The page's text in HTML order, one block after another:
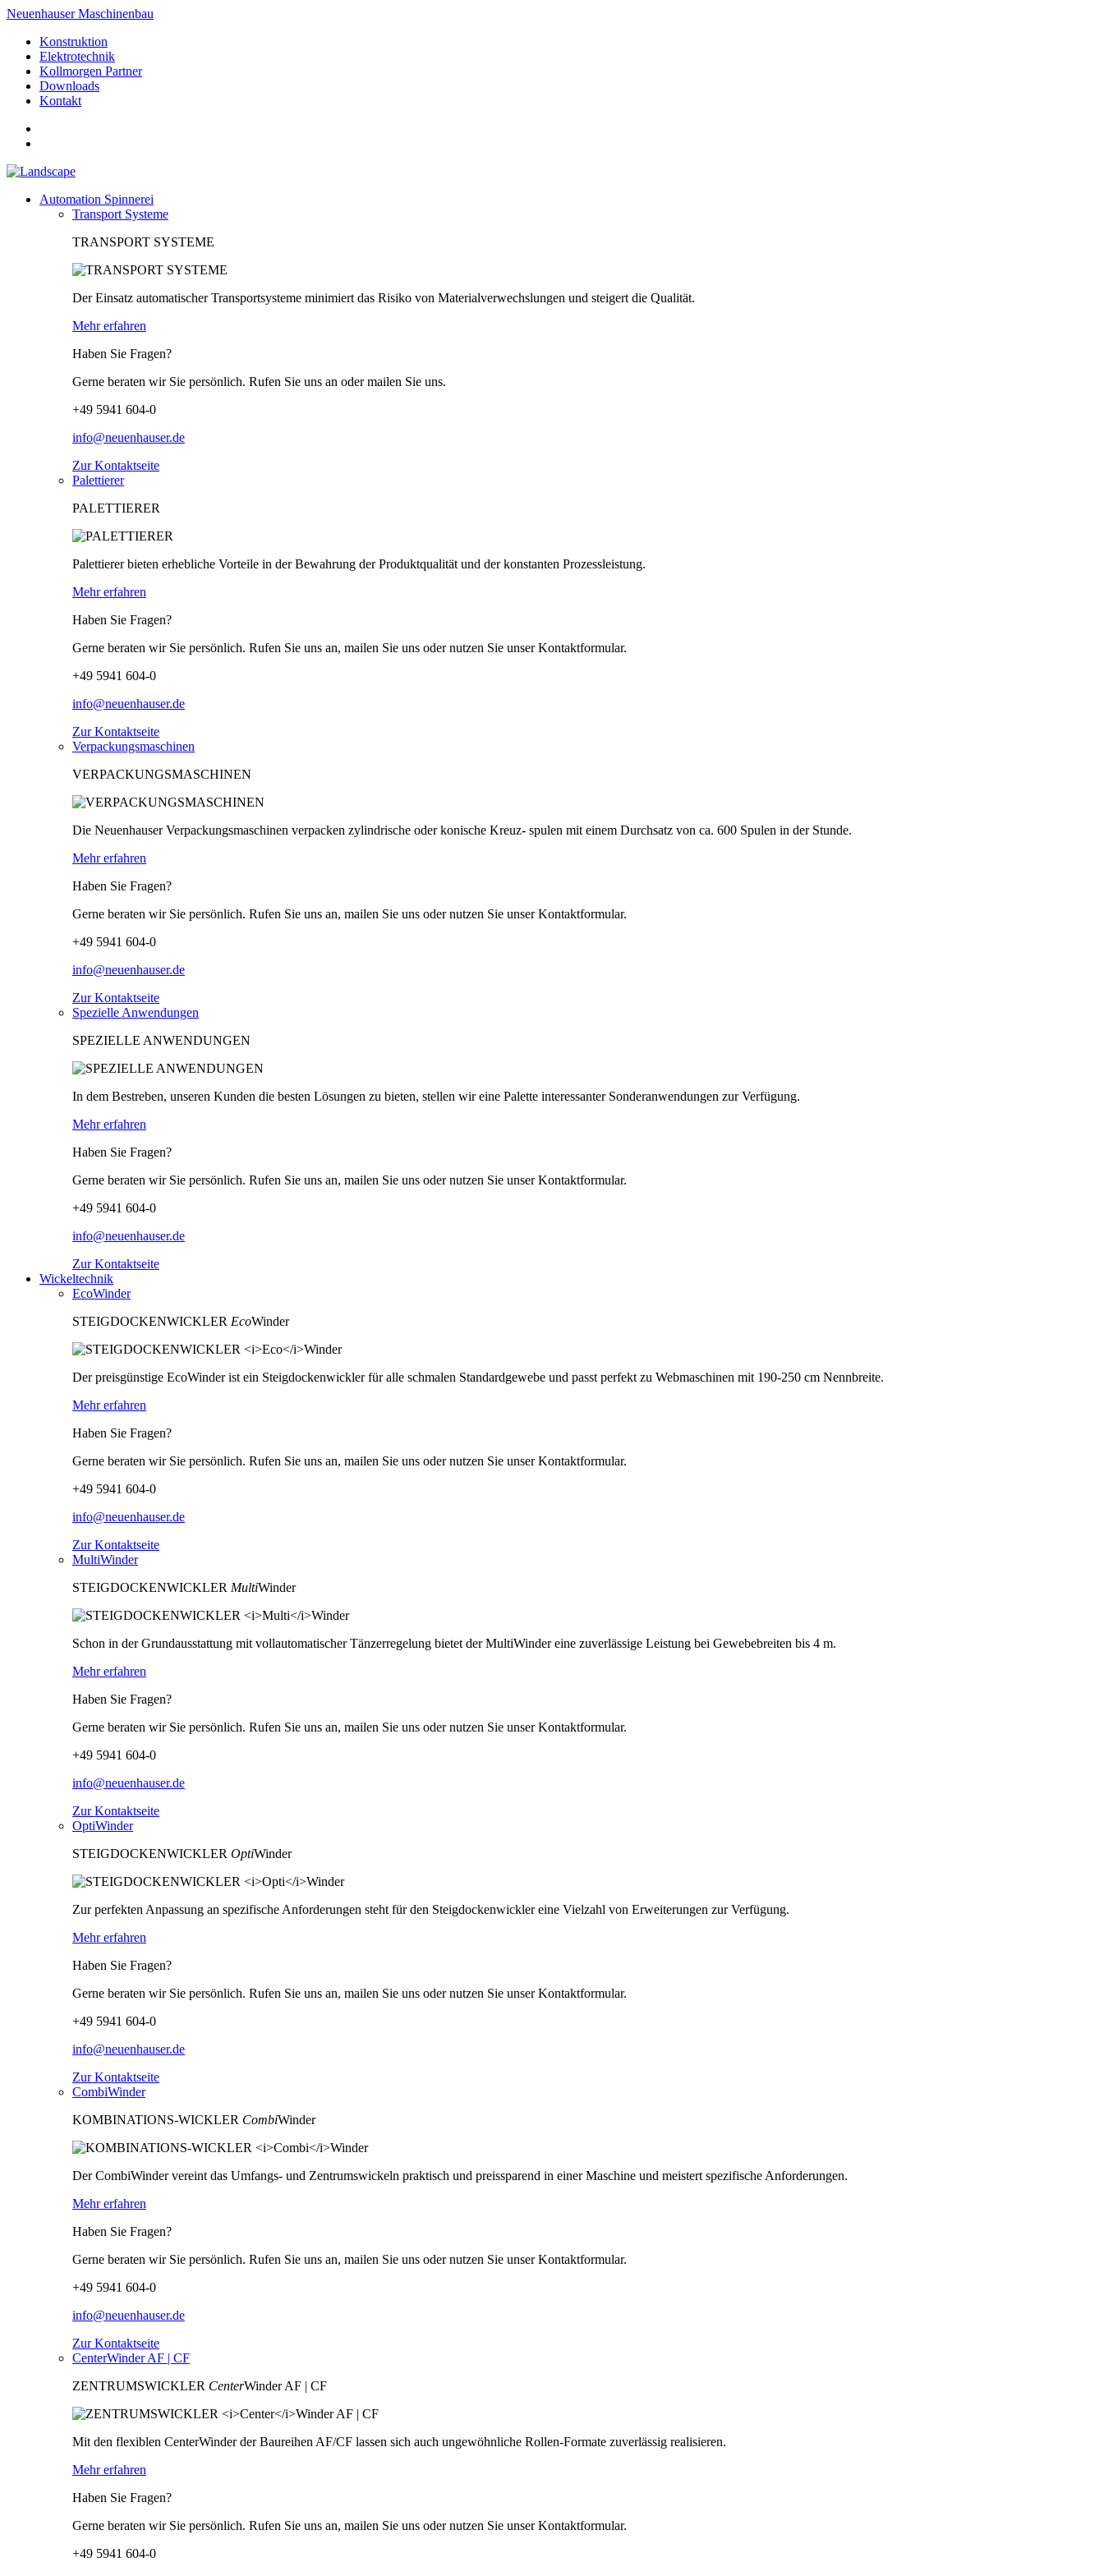
Neuenhauser Maschinenbau
Konstruktion
Elektrotechnik
Kollmorgen Partner
Downloads
Kontakt
Automation Spinnerei
Transport Systeme
TRANSPORT SYSTEME
Der Einsatz automatischer Transportsysteme minimiert das Risiko von Materialverwechslungen und steigert die Qualität.
Mehr erfahren
Haben Sie Fragen?
Gerne beraten wir Sie persönlich. Rufen Sie uns an oder mailen Sie uns.
+49 5941 604-0
info@neuenhauser.de
Zur Kontaktseite
Palettierer
PALETTIERER
Palettierer bieten erhebliche Vorteile in der Bewahrung der Produktqualität und der konstanten Prozessleistung.
Mehr erfahren
Haben Sie Fragen?
Gerne beraten wir Sie persönlich. Rufen Sie uns an, mailen Sie uns oder nutzen Sie unser Kontaktformular.
+49 5941 604-0
info@neuenhauser.de
Zur Kontaktseite
Verpackungsmaschinen
VERPACKUNGSMASCHINEN
Die Neuenhauser Verpackungsmaschinen verpacken zylindrische oder konische Kreuz- spulen mit einem Durchsatz von ca. 600 Spulen in der Stunde.
Mehr erfahren
Haben Sie Fragen?
Gerne beraten wir Sie persönlich. Rufen Sie uns an, mailen Sie uns oder nutzen Sie unser Kontaktformular.
+49 5941 604-0
info@neuenhauser.de
Zur Kontaktseite
Spezielle Anwendungen
SPEZIELLE ANWENDUNGEN
In dem Bestreben, unseren Kunden die besten Lösungen zu bieten, stellen wir eine Palette interessanter Sonderanwendungen zur Verfügung.
Mehr erfahren
Haben Sie Fragen?
Gerne beraten wir Sie persönlich. Rufen Sie uns an, mailen Sie uns oder nutzen Sie unser Kontaktformular.
+49 5941 604-0
info@neuenhauser.de
Zur Kontaktseite
Wickeltechnik
EcoWinder
STEIGDOCKENWICKLER EcoWinder
Der preisgünstige EcoWinder ist ein Steigdockenwickler für alle schmalen Standardgewebe und passt perfekt zu Webmaschinen mit 190-250 cm Nennbreite.
Mehr erfahren
Haben Sie Fragen?
Gerne beraten wir Sie persönlich. Rufen Sie uns an, mailen Sie uns oder nutzen Sie unser Kontaktformular.
+49 5941 604-0
info@neuenhauser.de
Zur Kontaktseite
MultiWinder
STEIGDOCKENWICKLER MultiWinder
Schon in der Grundausstattung mit vollautomatischer Tänzerregelung bietet der MultiWinder eine zuverlässige Leistung bei Gewebebreiten bis 4 m.
Mehr erfahren
Haben Sie Fragen?
Gerne beraten wir Sie persönlich. Rufen Sie uns an, mailen Sie uns oder nutzen Sie unser Kontaktformular.
+49 5941 604-0
info@neuenhauser.de
Zur Kontaktseite
OptiWinder
STEIGDOCKENWICKLER OptiWinder
Zur perfekten Anpassung an spezifische Anforderungen steht für den Steigdockenwickler eine Vielzahl von Erweiterungen zur Verfügung.
Mehr erfahren
Haben Sie Fragen?
Gerne beraten wir Sie persönlich. Rufen Sie uns an, mailen Sie uns oder nutzen Sie unser Kontaktformular.
+49 5941 604-0
info@neuenhauser.de
Zur Kontaktseite
CombiWinder
KOMBINATIONS-WICKLER CombiWinder
Der CombiWinder vereint das Umfangs- und Zentrumswickeln praktisch und preissparend in einer Maschine und meistert spezifische Anforderungen.
Mehr erfahren
Haben Sie Fragen?
Gerne beraten wir Sie persönlich. Rufen Sie uns an, mailen Sie uns oder nutzen Sie unser Kontaktformular.
+49 5941 604-0
info@neuenhauser.de
Zur Kontaktseite
CenterWinder AF | CF
ZENTRUMSWICKLER CenterWinder AF | CF
Mit den flexiblen CenterWinder der Baureihen AF/CF lassen sich auch ungewöhnliche Rollen-Formate zuverlässig realisieren.
Mehr erfahren
Haben Sie Fragen?
Gerne beraten wir Sie persönlich. Rufen Sie uns an, mailen Sie uns oder nutzen Sie unser Kontaktformular.
+49 5941 604-0